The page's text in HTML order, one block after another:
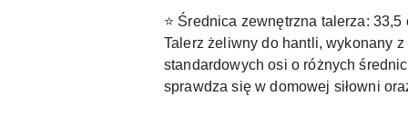
⭐ Średnica zewnętrzna talerza: 33,5
Talerz żeliwny do hantli, wykonany
standardowych osi o różnych
sprawdza się w domowej siłowni